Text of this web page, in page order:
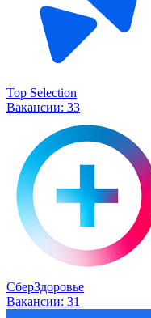
Top Selection
Вакансии: 33
СберЗдоровье
Вакансии: 31